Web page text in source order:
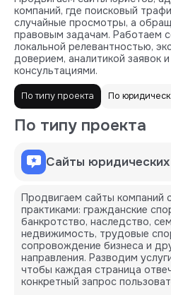
компаний, где поисковый
случайные просмотры, а
правовым задачам. Работаем
локальной релевантностью,
доверием, аналитикой заявок
консультациями.
По типу проекта По
По типу проекта
Сайты
Продвигаем сайты компаний
практиками: гражданские
банкротство, наследство,
недвижимость, трудовые
сопровождение бизнеса и
направления. Разводим
чтобы каждая страница
конкретный запрос